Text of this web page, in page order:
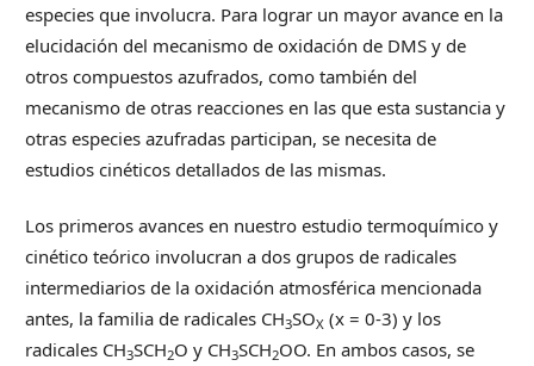
especies que involucra. Para lograr un mayor avance en la
elucidación del mecanismo de oxidación de DMS y de
otros compuestos azufrados, como también del
mecanismo de otras reacciones en las que esta sustancia y
otras especies azufradas participan, se necesita de
estudios cinéticos detallados de las mismas.
Los primeros avances en nuestro estudio termoquímico y
cinético teórico involucran a dos grupos de radicales
intermediarios de la oxidación atmosférica mencionada
antes, la familia de radicales CH3SOX (x = 0-3) y los
radicales CH3SCH2O y CH3SCH2OO. En ambos casos, se